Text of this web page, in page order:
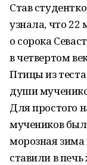
Став
узнала, что 22
о сорока
в четвертом
Птицы из
души
Для простого
мучеников был
морозная зима
ставили в